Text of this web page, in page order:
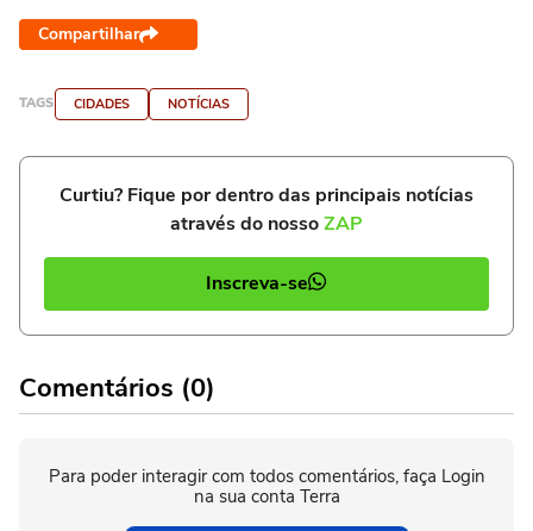
Compartilhar
TAGS CIDADES NOTÍCIAS
Curtiu? Fique por dentro das principais notícias
através do nossoZAP
Inscreva-se
Comentários (0)
Para poder interagir com todos comentários, faça Login
na sua conta Terra